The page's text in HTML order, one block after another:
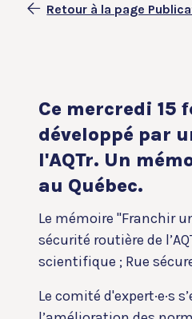
Retour à la page
Ce mercredi 15
développé par
l'AQTr. Un
au Québec.
Le mémoire "Franchir
sécurité routière de
scientifique ; Rue
Le comité